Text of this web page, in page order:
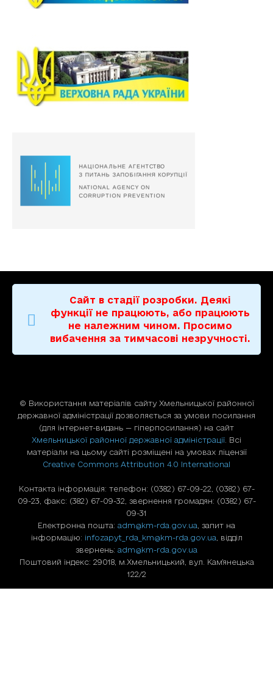
Сайт в стадії розробки. Деякі
функції не працюють, або працюють
не належним чином. Просимо
вибачення за тимчасові незручності.
© Використання матерiалiв сайту Хмельницької районної
державної адміністрації дозволяється за умови посилання
(для iнтернет-видань — гiперпосилання) на сайт
Хмельницької районної державної адміністрації . Всі
матеріали на цьому сайті розміщені на умовах ліцензії
Creative Commons Attribution 4.0 International
Контакта інформація: телефон: (0382) 67-09-22, (0382) 67-
09-23, факс: (382) 67-09-32, звернення громадян: (0382) 67-
09-31
Електронна пошта: adm@km-rda.gov.ua , запит на
інформацію: infozapyt_rda_km@km-rda.gov.ua , відділ
звернень: adm@km-rda.gov.ua
Поштовий індекс: 29018, м.Хмельницький, вул. Кам'янецька
122/2